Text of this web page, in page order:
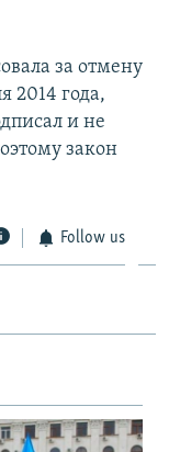
за отмену
2014 года,
и не
закон
Follow us